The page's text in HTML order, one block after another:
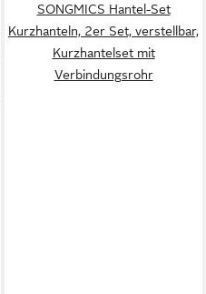
SONGMICS Hantel-Set
Kurzhanteln, 2er Set, verstellbar,
Kurzhantelset mit
Verbindungsrohr